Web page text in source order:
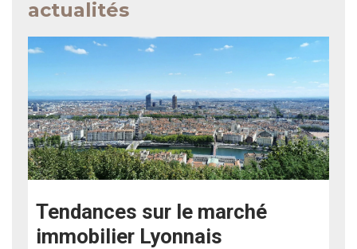
actualités
Tendances sur le marché
immobilier Lyonnais